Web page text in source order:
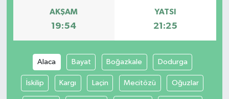
AKŞAM
19:54
YATSI
21:25
Alaca Bayat Boğazkale Dodurga
İskilip Kargı Laçin Mecitözü Oğuzlar